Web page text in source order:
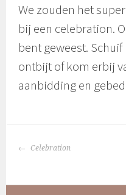
We zouden het
bij een celebration.
bent geweest.
ontbijt of kom erbij
aanbidding en
Celebration